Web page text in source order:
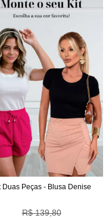
Duas Peças - Blusa Denise
R$ 139,80